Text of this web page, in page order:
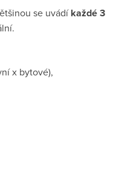
se uvádíkaždé 3
x bytové),